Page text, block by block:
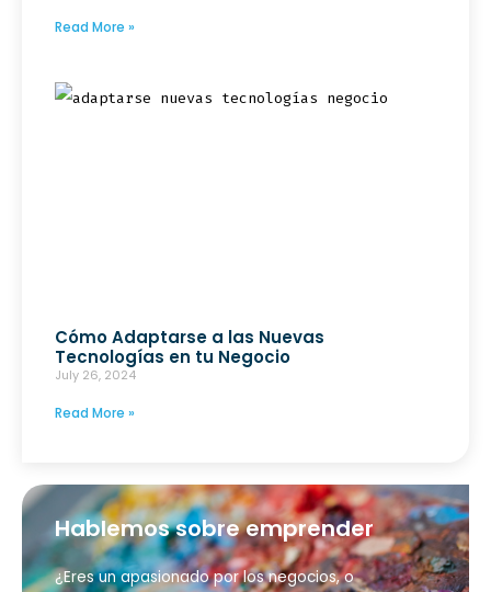
Read More »
Cómo Adaptarse a las Nuevas
Tecnologías en tu Negocio
July 26, 2024
Read More »
Hablemos sobre emprender
¿Eres un apasionado por los negocios, o